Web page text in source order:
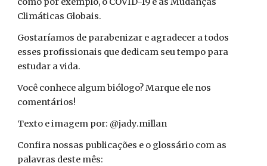
Climáticas Globais.
Gostaríamos de parabenizar e agradecer a todos
esses profissionais que dedicam seu tempo para
estudar a vida.
Você conhece algum biólogo? Marque ele nos
comentários!
Texto e imagem por: @jady.millan
Confira nossas publicações e o glossário com as
palavras deste mês: